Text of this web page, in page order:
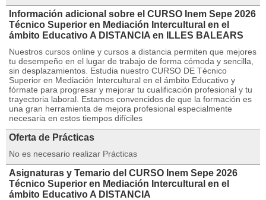
Información adicional sobre el CURSO Inem Sepe 2026
Técnico Superior en Mediación Intercultural en el
ámbito Educativo A DISTANCIA en ILLES BALEARS
Nuestros cursos online y cursos a distancia permiten que mejores
tu desempeño en el lugar de trabajo de forma cómoda y sencilla,
sin desplazamientos. Estudia nuestro CURSO DE Técnico
Superior en Mediación Intercultural en el ámbito Educativo y
fórmate para progresar y mejorar tu cualificación profesional y tu
trayectoria laboral. Estamos convencidos de que la formación es
una gran herramienta de mejora profesional especialmente
necesaria en estos tiempos difíciles
Oferta de Prácticas
No es necesario realizar Prácticas
Asignaturas y Temario del CURSO Inem Sepe 2026
Técnico Superior en Mediación Intercultural en el
ámbito Educativo A DISTANCIA